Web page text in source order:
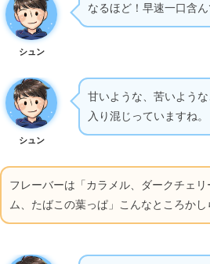
シュン
なるほど！早速一口含
シュン
甘いような、苦いよう
入り混じっていますね。
フレーバーは「カラメル、ダークチェリ
ム、たばこの葉っぱ」こんなところかし